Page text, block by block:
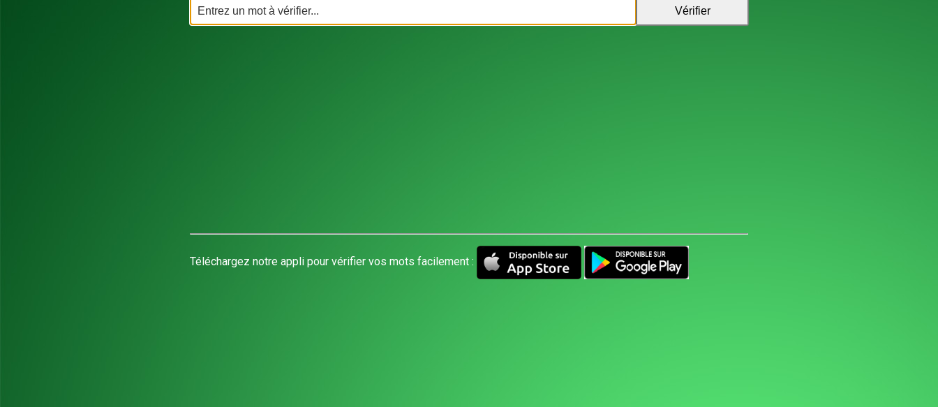
Téléchargez notre appli pour vérifier vos mots facilement :